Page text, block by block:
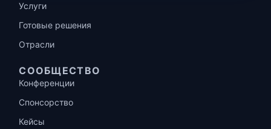
Услуги
Готовые решения
Отрасли
СООБЩЕСТВО
Конференции
Спонсорство
Кейсы